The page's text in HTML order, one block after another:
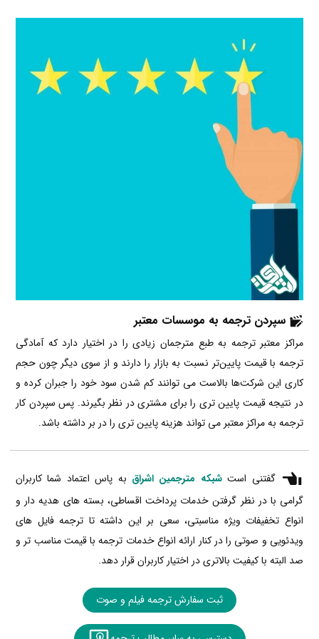
سپردن ترجمه به موسسات معتبر
مراکز معتبر ترجمه به طبع مترجمان زیادی را در اختیار دارد که آمادگی
ترجمه با قیمت پایین‌تر نسبت به بازار را دارند و از سوی دیگر چون حجم
کاری این شرکت‌ها بالاست می توانند کم شدن سود خود را جبران کرده و
در نتیجه قیمت پایین تری را برای مشتری در نظر بگیرند. پس سپردن کار
ترجمه به مراکز معتبر می تواند هزینه پایین تری را در بر داشته باشد.
گفتنی استشبکه مترجمین اشراق به پاس اعتماد شما کاربران
گرامی با در نظر گرفتن خدمات پرداخت اقساطی، بسته های هدیه دار و
انواع تخفیفات ویژه مناسبتی، سعی بر این داشته تا ترجمه فایل های
ویدئویی و صوتی را در کنار ارائه انواع خدمات ترجمه با قیمت مناسب تر و
صد البته با کیفیت بالاتری در اختیار کاربران قرار دهد.
ثبت سفارش ترجمه فیلم و صوت